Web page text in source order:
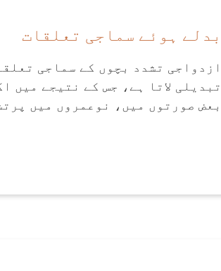
بدلے ہوئے سماجی تعلقات
ازدواجی تشدد بچوں کے سماجی
تبدیلی لاتا ہے، جس کے نتیجے میں
بعض صورتوں میں، نوعمروں میں